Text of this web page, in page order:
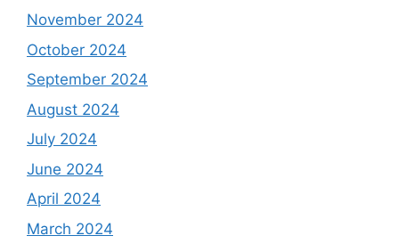
November 2024
October 2024
September 2024
August 2024
July 2024
June 2024
April 2024
March 2024